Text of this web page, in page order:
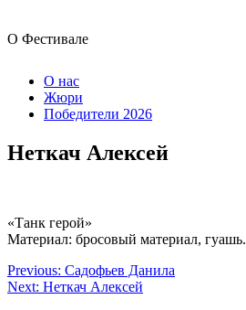
О Фестивале
О нас
Жюри
Победители 2026
Неткач Алексей
«Танк герой»
Материал: бросовый материал, гуашь.
Previous: Садофьев Данила
Next: Неткач Алексей